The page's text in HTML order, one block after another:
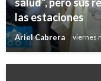
las estaciones
Ariel Cabrera viernes